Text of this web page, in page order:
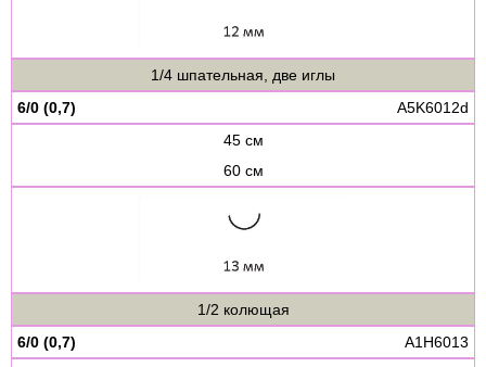
1/4 шпательная, две иглы
6/0 (0,7)
A5K6012d
45 см
60 см
1/2 колющая
6/0 (0,7)
A1H6013